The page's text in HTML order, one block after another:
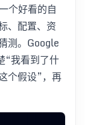
个好看的自
、配置、资
测。Google
“我看到了什
个假设”，再